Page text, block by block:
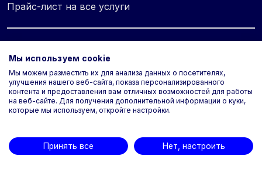
Прайс-лист на все услуги
Политика конфиденциальности
Используем cookie
Типовые условия оказания услуг
Мы используем cookie
Мы можем разместить их для анализа данных о посетителях,
улучшения нашего веб-сайта, показа персонализированного
контента и предоставления вам отличных возможностей для работы
на веб-сайте. Для получения дополнительной информации о куки,
которые мы используем, откройте настройки.
Принять все Нет, настроить